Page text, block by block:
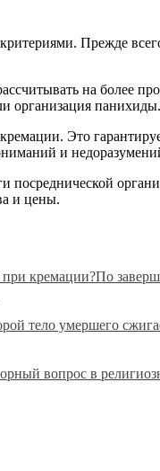
Прежде
на более
организация панихиды.
Это
и
посреднической
и цены.
кремации?По
тело умершего
вопрос в